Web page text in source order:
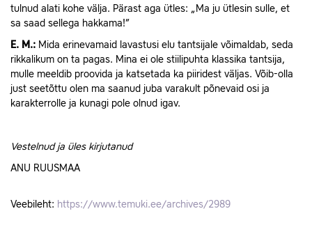
tulnud alati kohe välja. Pärast aga ütles: „Ma ju ütlesin sulle, et
sa saad sellega hakkama!”
E. M.: Mida erinevamaid lavastusi elu tantsijale võimaldab, seda
rikkalikum on ta pagas. Mina ei ole stiilipuhta klassika tantsija,
mulle meeldib proovida ja katsetada ka piiridest väljas. Võib-olla
just seetõttu olen ma saanud juba varakult põnevaid osi ja
karakterrolle ja kunagi pole olnud igav.
Vestelnud ja üles kirjutanud
ANU RUUSMAA
Veebileht: https://www.temuki.ee/archives/2989